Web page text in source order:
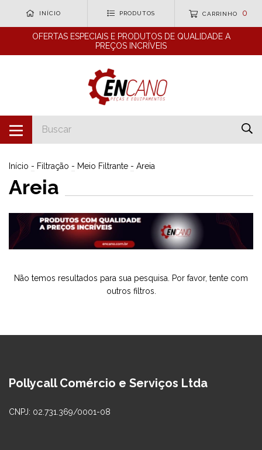
INÍCIO PRODUTOS CARRINHO 0
OFERTAS ESPECIAIS E PRODUTOS DE QUALIDADE A
PREÇOS INCRÍVEIS
Início - Filtração - Meio Filtrante - Areia
Areia
Não temos resultados para sua pesquisa. Por favor, tente com
outros filtros.
Pollycall Comércio e Serviços Ltda
CNPJ: 02.731.369/0001-08